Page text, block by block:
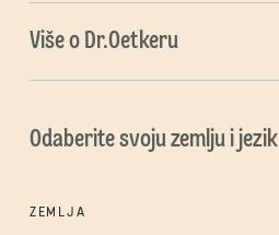
Više o Dr.Oetkeru
Odaberite svoju zemlju i jezik
ZEMLJA